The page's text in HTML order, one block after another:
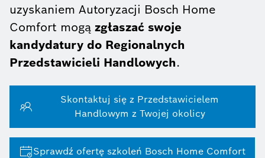
uzyskaniem Autoryzacji Bosch Home
Comfort mogą zgłaszać swoje
kandydatury do Regionalnych
Przedstawicieli Handlowych.
Skontaktuj się z Przedstawicielem
Handlowym z Twojej okolicy
Sprawdź ofertę szkoleń Bosch Home Comfort